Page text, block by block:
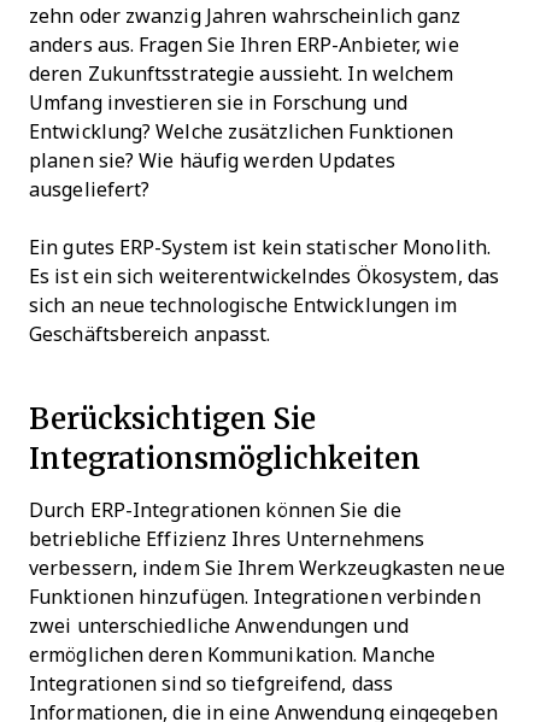
zehn oder zwanzig Jahren wahrscheinlich ganz
anders aus. Fragen Sie Ihren ERP-Anbieter, wie
deren Zukunftsstrategie aussieht. In welchem
Umfang investieren sie in Forschung und
Entwicklung? Welche zusätzlichen Funktionen
planen sie? Wie häufig werden Updates
ausgeliefert?
Ein gutes ERP-System ist kein statischer Monolith.
Es ist ein sich weiterentwickelndes Ökosystem, das
sich an neue technologische Entwicklungen im
Geschäftsbereich anpasst.
Berücksichtigen Sie
Integrationsmöglichkeiten
Durch ERP-Integrationen können Sie die
betriebliche Effizienz Ihres Unternehmens
verbessern, indem Sie Ihrem Werkzeugkasten neue
Funktionen hinzufügen. Integrationen verbinden
zwei unterschiedliche Anwendungen und
ermöglichen deren Kommunikation. Manche
Integrationen sind so tiefgreifend, dass
Informationen, die in eine Anwendung eingegeben